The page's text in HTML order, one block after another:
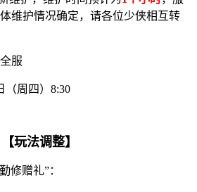
维护情况确定，请各位少侠相互转
服
（周四）8:30
【玩法调整】
修赠礼”：